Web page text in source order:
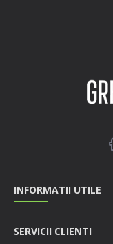
INFORMATII UTILE
SERVICII CLIENTI